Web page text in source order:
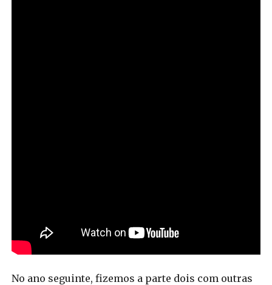
No ano seguinte, fizemos a parte dois com outras